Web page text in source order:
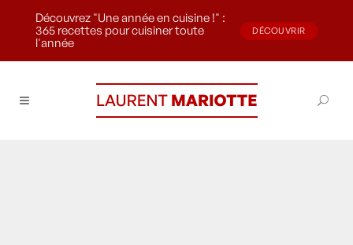
Découvrez "Une année en cuisine !" :
365 recettes pour cuisiner toute
l'année
DÉCOUVRIR